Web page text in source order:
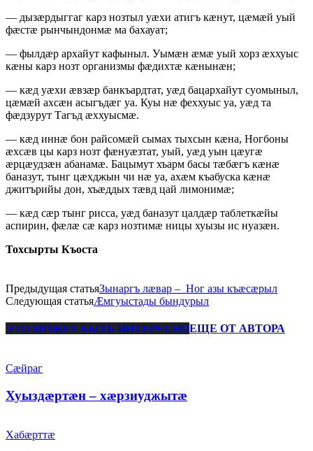
— дызæрдыггаг карз нозтыл уæхи атигъ кæнут, цæмæй уый
фæстæ рынчындонмæ ма бахауат;
— фылдæр архайут кафыныл. Уымæн æмæ уый хорз æххуыс
кæны карз нозт организмы фæдихтæ кæнынæн;
— кæд уæхи æвзæр банкъардтат, уæд бацархайут суомыныл,
цæмæй ахсæн асыгъдæг уа. Куы нæ феххуыс уа, уæд та
фæдзурут Тагъд æххуысмæ.
— кæд иннæ бон райсомæй сымах тыхсын кæна, Ногбоны
æхсæв цы карз нозт фæнуæзтат, уый, уæд уын цæугæ
æрцæудзæн абанамæ. Бацымут хъарм басы тæбæгъ кæнæ
баназут, тынг цæхджын чи нæ уа, ахæм къабуска кæнæ
джитърийы дон, хъæддых тæвд цай лимонимæ;
— кæд сæр тынг рисса, уæд баназут цалдæр таблеткæйы
аспирин, фæлæ сæ карз нозтимæ ницы хуызы ис нуазæн.
Тохсырты Къоста
Предыдущая статьяЗынаргъ лæвар – Ног азы къæсæрыл
Следующая статьяÆмгуыстады бындурыл
ЭТО МОЖЕТ БЫТЬ ИНТЕРЕСНОЕЩЕ ОТ АВТОРА
Сæйраг
Хуыздæртæн – хæрзиуджытæ
Хабæрттæ